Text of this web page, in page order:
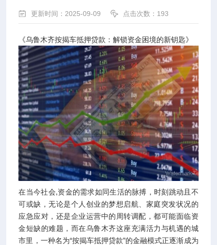
更新时间：2025-09-09 点击次数：193
《乌鲁木齐按揭车抵押贷款：解锁资金困境的新钥匙》
在当今社会,资金的需求如同生活的脉搏，时刻跳动且不
可或缺，无论是个人创业的梦想启航、家庭突发状况的
应急应对，还是企业运营中的周转调配，都可能面临资
金短缺的难题，而在乌鲁木齐这座充满活力与机遇的城
市里，一种名为“按揭车抵押贷款”的金融模式正逐渐成为